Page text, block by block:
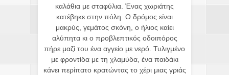
καλάθια με σταφύλια. Ένας χωριάτης
κατέβηκε στην πόλη. Ο δρόμος είναι
μακρύς, γεμάτος σκόνη, ο ήλιος καίει
αλύπητα κι ο προβλεπτικός οδοιπόρος
πήρε μαζί του ένα αγγείο με νερό. Τυλιγμένο
με φροντίδα με τη χλαμύδα, ένα παιδάκι
κάνει περίπατο κρατώντας το χέρι μιας γριάς